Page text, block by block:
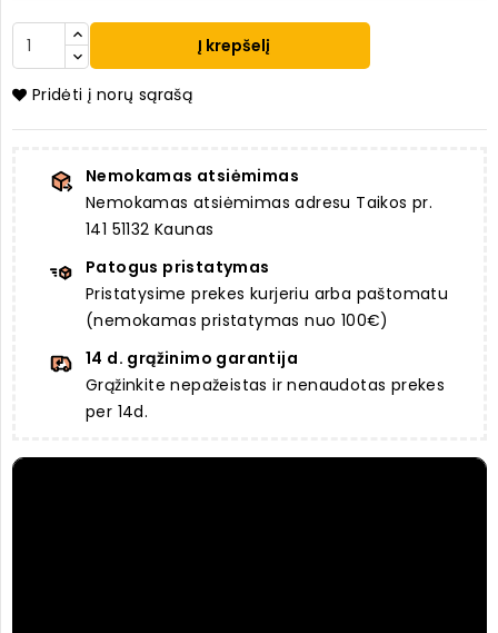
Į krepšelį
Pridėti į norų sąrašą
Nemokamas atsiėmimas
Nemokamas atsiėmimas adresu Taikos pr.
141 51132 Kaunas
Patogus pristatymas
Pristatysime prekes kurjeriu arba paštomatu
(nemokamas pristatymas nuo 100€)
14 d. grąžinimo garantija
Grąžinkite nepažeistas ir nenaudotas prekes
per 14d.